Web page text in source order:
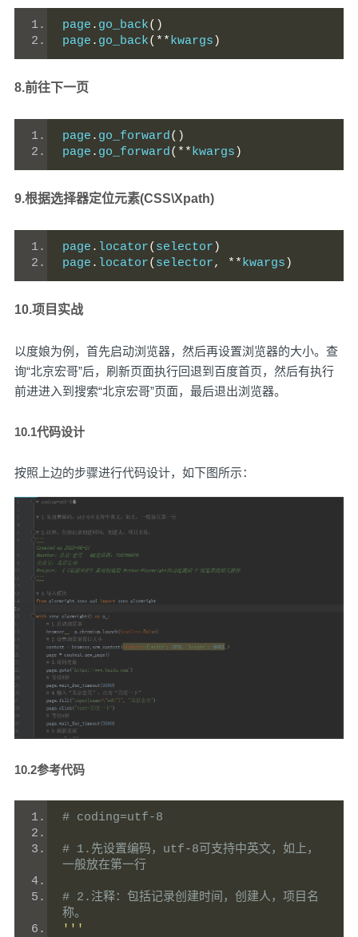
page . go_back()
page . go_back(**kwargs )
8.前往下一页
page . go_forward()
page . go_forward(**kwargs )
9.根据选择器定位元素(CSS\Xpath)
page . locator( selector )
page . locator( selector, **kwargs )
10.项目实战
以度娘为例，首先启动浏览器，然后再设置浏览器的大小。查
询“北京宏哥”后，刷新页面执行回退到百度首页，然后有执行
前进进入到搜索“北京宏哥”页面，最后退出浏览器。
10.1代码设计
按照上边的步骤进行代码设计，如下图所示：
10.2参考代码
# coding=utf-8
# 1.先设置编码，utf-8可支持中英文，如上，
一般放在第一行
# 2.注释：包括记录创建时间，创建人，项目名
称。
'''